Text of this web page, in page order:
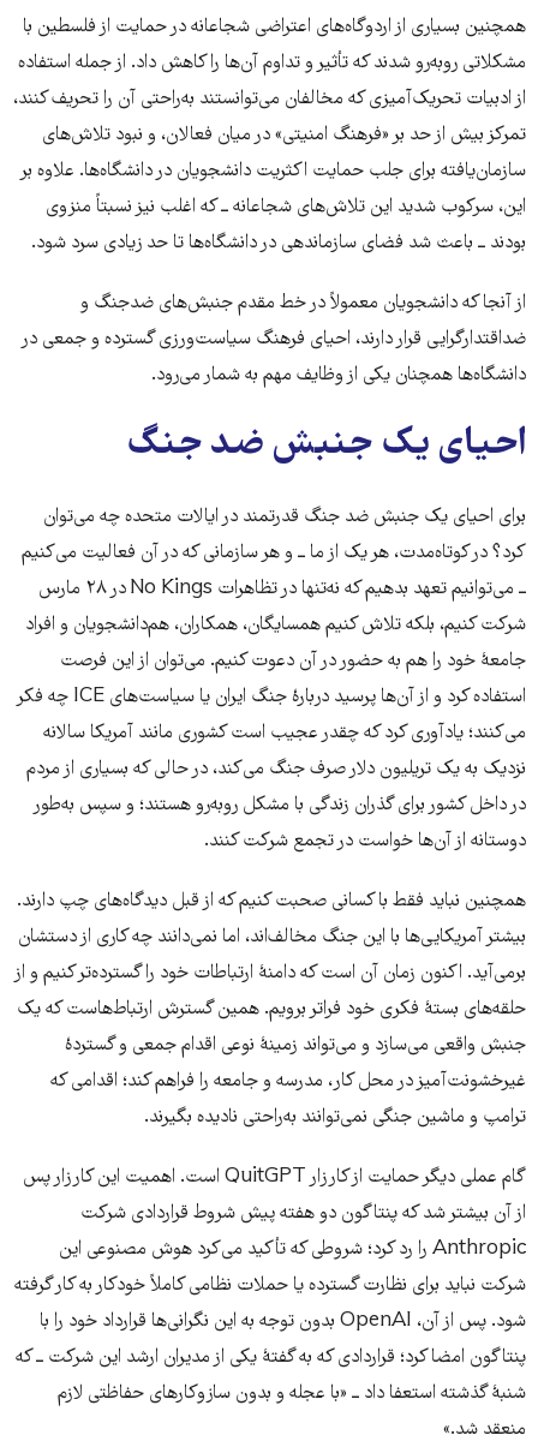
همچنین بسیاری از اردوگاه‌های اعتراضی شجاعانه در حمایت از فلسطین با
مشکلاتی روبه‌رو شدند که تأثیر و تداوم آن‌ها را کاهش داد. از جمله استفاده
از ادبیات تحریک‌آمیزی که مخالفان می‌توانستند به‌راحتی آن را تحریف کنند،
تمرکز بیش از حد بر «فرهنگ امنیتی» در میان فعالان، و نبود تلاش‌های
سازمان‌یافته برای جلب حمایت اکثریت دانشجویان در دانشگاه‌ها. علاوه بر
این، سرکوب شدید این تلاش‌های شجاعانه ــ که اغلب نیز نسبتاً منزوی
بودند ــ باعث شد فضای سازماندهی در دانشگاه‌ها تا حد زیادی سرد شود.
از آنجا که دانشجویان معمولاً در خط مقدم جنبش‌های ضدجنگ و
ضداقتدارگرایی قرار دارند، احیای فرهنگ سیاست‌ورزی گسترده و جمعی در
دانشگاه‌ها همچنان یکی از وظایف مهم به شمار می‌رود.
احیای یک جنبش ضد جنگ
برای احیای یک جنبش ضد جنگ قدرتمند در ایالات متحده چه می‌توان
کرد؟ در کوتاه‌مدت، هر یک از ما ــ و هر سازمانی که در آن فعالیت می‌کنیم
ــ می‌توانیم تعهد بدهیم که نه‌تنها در تظاهرات No Kings در ۲۸ مارس
شرکت کنیم، بلکه تلاش کنیم همسایگان، همکاران، هم‌دانشجویان و افراد
جامعهٔ خود را هم به حضور در آن دعوت کنیم. می‌توان از این فرصت
استفاده کرد و از آن‌ها پرسید دربارهٔ جنگ ایران یا سیاست‌های ICE چه فکر
می‌کنند؛ یادآوری کرد که چقدر عجیب است کشوری مانند آمریکا سالانه
نزدیک به یک تریلیون دلار صرف جنگ می‌کند، در حالی که بسیاری از مردم
در داخل کشور برای گذران زندگی با مشکل روبه‌رو هستند؛ و سپس به‌طور
دوستانه از آن‌ها خواست در تجمع شرکت کنند.
همچنین نباید فقط با کسانی صحبت کنیم که از قبل دیدگاه‌های چپ دارند.
بیشتر آمریکایی‌ها با این جنگ مخالف‌اند، اما نمی‌دانند چه کاری از دستشان
برمی‌آید. اکنون زمان آن است که دامنهٔ ارتباطات خود را گسترده‌تر کنیم و از
حلقه‌های بستهٔ فکری خود فراتر برویم. همین گسترش ارتباط‌هاست که یک
جنبش واقعی می‌سازد و می‌تواند زمینهٔ نوعی اقدام جمعی و گستردهٔ
غیرخشونت‌آمیز در محل کار، مدرسه و جامعه را فراهم کند؛ اقدامی که
ترامپ و ماشین جنگی نمی‌توانند به‌راحتی نادیده بگیرند.
گام عملی دیگر حمایت از کارزار QuitGPT است. اهمیت این کارزار پس
از آن بیشتر شد که پنتاگون دو هفته پیش شروط قراردادی شرکت
Anthropic را رد کرد؛ شروطی که تأکید می‌کرد هوش مصنوعی این
شرکت نباید برای نظارت گسترده یا حملات نظامی کاملاً خودکار به کار گرفته
شود. پس از آن، OpenAI بدون توجه به این نگرانی‌ها قرارداد خود را با
پنتاگون امضا کرد؛ قراردادی که به گفتهٔ یکی از مدیران ارشد این شرکت ــ که
شنبهٔ گذشته استعفا داد ــ «با عجله و بدون سازوکارهای حفاظتی لازم
منعقد شد.»